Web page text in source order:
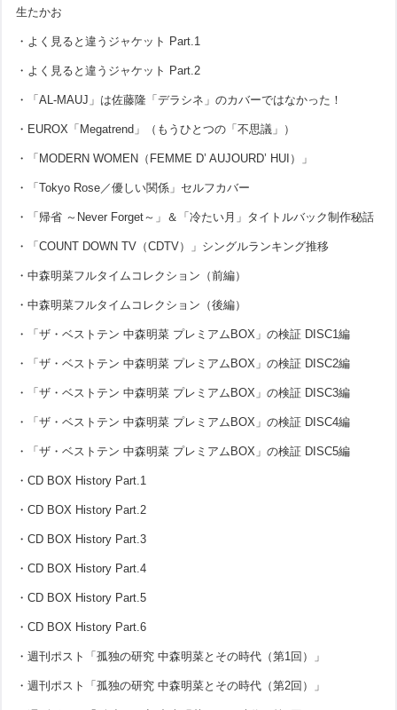
生たかお
・よく見ると違うジャケット Part.1
・よく見ると違うジャケット Part.2
・「AL-MAUJ」は佐藤隆「デラシネ」のカバーではなかった！
・EUROX「Megatrend」（もうひとつの「不思議」）
・「MODERN WOMEN（FEMME D’ AUJOURD’ HUI）」
・「Tokyo Rose／優しい関係」セルフカバー
・「帰省 ～Never Forget～」＆「冷たい月」タイトルバック制作秘話
・「COUNT DOWN TV（CDTV）」シングルランキング推移
・中森明菜フルタイムコレクション（前編）
・中森明菜フルタイムコレクション（後編）
・「ザ・ベストテン 中森明菜 プレミアムBOX」の検証 DISC1編
・「ザ・ベストテン 中森明菜 プレミアムBOX」の検証 DISC2編
・「ザ・ベストテン 中森明菜 プレミアムBOX」の検証 DISC3編
・「ザ・ベストテン 中森明菜 プレミアムBOX」の検証 DISC4編
・「ザ・ベストテン 中森明菜 プレミアムBOX」の検証 DISC5編
・CD BOX History Part.1
・CD BOX History Part.2
・CD BOX History Part.3
・CD BOX History Part.4
・CD BOX History Part.5
・CD BOX History Part.6
・週刊ポスト「孤独の研究 中森明菜とその時代（第1回）」
・週刊ポスト「孤独の研究 中森明菜とその時代（第2回）」